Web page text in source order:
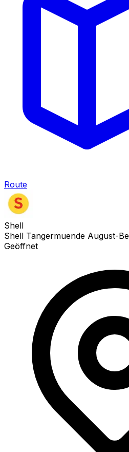
Route
Shell
Shell Tangermuende August-
Geöffnet